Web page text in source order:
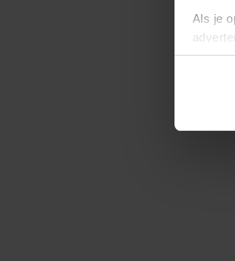
Als je
Via